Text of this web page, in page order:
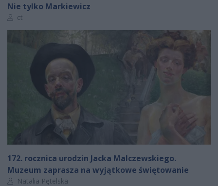
Nie tylko Markiewicz
Autor artykułu:
ct
172. rocznica urodzin Jacka Malczewskiego.
Muzeum zaprasza na wyjątkowe świętowanie
Autor artykułu:
Natalia Pętelska